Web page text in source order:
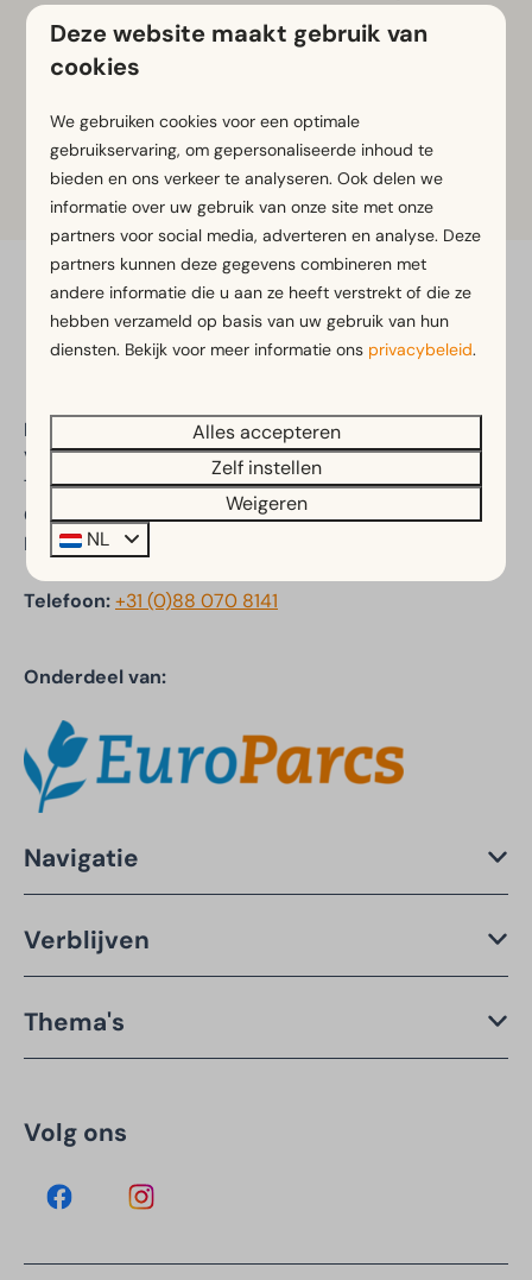
maaltijd na een actieve vakantiedag!
Bekijk hier de
Bekijk hier de openingstijden
Veilig betalen
EuroParcs Reestervallei
Veldhuisweg 4
7955 PP IJhorst
Overijssel
Nederland
Telefoon:+31 (0)88 070 8141
Onderdeel van:
Navigatie
Verblijven
Thema's
Volg ons
Deze website maakt gebruik van
cookies
We gebruiken cookies voor een optimale
gebruikservaring, om gepersonaliseerde inhoud te
bieden en ons verkeer te analyseren. Ook delen we
informatie over uw gebruik van onze site met onze
partners voor social media, adverteren en analyse. Deze
partners kunnen deze gegevens combineren met
andere informatie die u aan ze heeft verstrekt of die ze
hebben verzameld op basis van uw gebruik van hun
diensten. Bekijk voor meer informatie ons privacybeleid.
Alles accepteren
Zelf instellen
Weigeren
NL